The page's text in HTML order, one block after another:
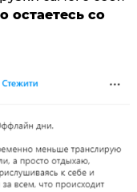
остаетесь со